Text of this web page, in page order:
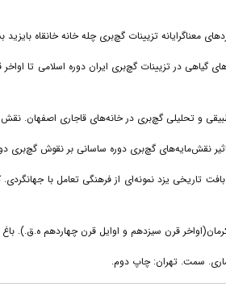
بهنوش، رعیتی‌ایل‌بیگی، آسیه، و پورسلمانی، علیرضا (۱۳۹۴). بافت تاریخی یزد